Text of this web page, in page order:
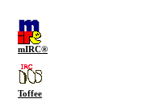
mIRC®
Toffee